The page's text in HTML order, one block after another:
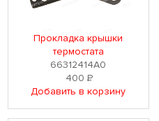
Прокладка крышки
термостата
66312414A0
400 Р
Добавить в корзину